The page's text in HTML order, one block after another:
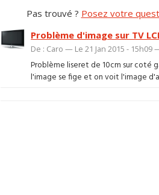
Pas trouvé ? Posez votre
Problème d'image sur TV
De : Caro — Le 21 Jan 2015 -
Problème liseret de 10cm sur coté
l'image se fige et on voit l'image